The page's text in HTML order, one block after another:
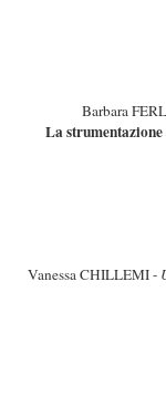
Barbara
La
Vanessa CHILLEMI -